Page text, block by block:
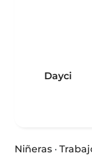
Dayci
Niñeras ·